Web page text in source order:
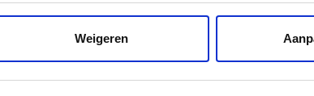
Weigeren
inschrijfformulier.